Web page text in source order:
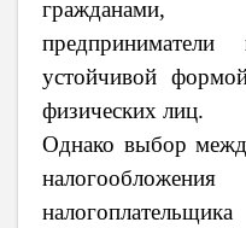
гражданами,
предприниматели
устойчивой
физических лиц.
Однако выбор